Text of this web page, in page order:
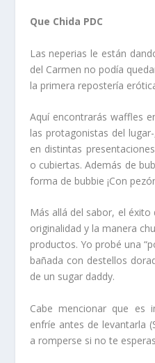
Que Chida PDC
Las neperias le están
del Carmen no podía
la primera repostería
Aquí encontrarás waffles
las protagonistas del
en distintas
o cubiertas. Además de
forma de bubbie ¡Con
Más allá del sabor, el éxito
originalidad y la manera
productos. Yo probé una
bañada con destellos
de un sugar daddy.
Cabe mencionar que es
enfríe antes de levantarla
a romperse si no te